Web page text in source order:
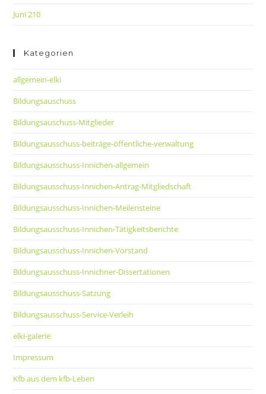
Juni 210
Kategorien
allgemein-elki
Bildungsauschuss
Bildungsauschuss-Mitglieder
Bildungsausschuss-beiträge-öffentliche-verwaltung
Bildungsausschuss-Innichen-allgemein
Bildungsausschuss-Innichen-Antrag-Mitgliedschaft
Bildungsausschuss-Innichen-Meilensteine
Bildungsausschuss-Innichen-Tätigkeitsberichte
Bildungsausschuss-Innichen-Vorstand
Bildungsausschuss-Innichner-Dissertationen
Bildungsausschuss-Satzung
Bildungsausschuss-Service-Verleih
elki-galerie
Impressum
Kfb aus dem kfb-Leben